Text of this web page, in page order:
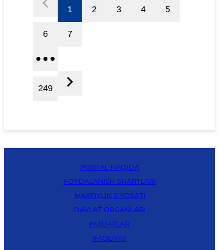
1 2 3 4 5
6 7
249
PORTAL HAQIDA
FOYDALANISH SHARTLARI
MAXFIYLIK SIYOSATI
DAVLAT ORGANLARI
HUJJATLAR
FAOLIYAT